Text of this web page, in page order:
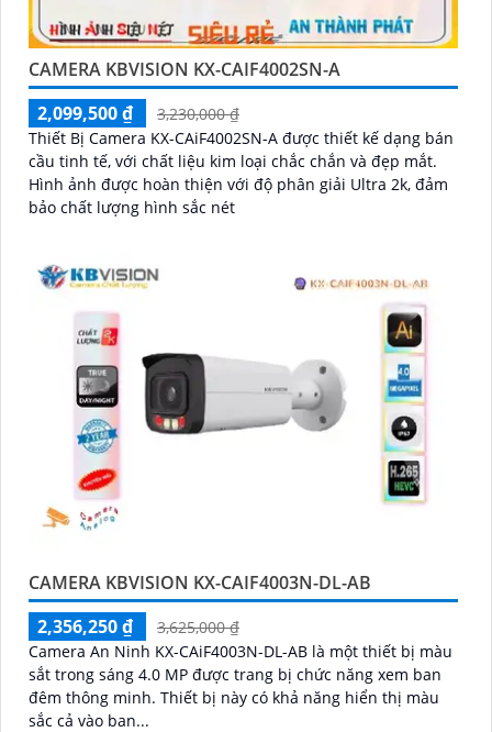
CAMERA KBVISION KX-CAIF4002SN-A
2,099,500 ₫
3,230,000 ₫
Thiết Bị Camera KX-CAiF4002SN-A được thiết kế dạng bán
cầu tinh tế, với chất liệu kim loại chắc chắn và đẹp mắt.
Hình ảnh được hoàn thiện với độ phân giải Ultra 2k, đảm
bảo chất lượng hình sắc nét
CAMERA KBVISION KX-CAIF4003N-DL-AB
2,356,250 ₫
3,625,000 ₫
Camera An Ninh KX-CAiF4003N-DL-AB là một thiết bị màu
sắt trong sáng 4.0 MP được trang bị chức năng xem ban
đêm thông minh. Thiết bị này có khả năng hiển thị màu
sắc cả vào ban...